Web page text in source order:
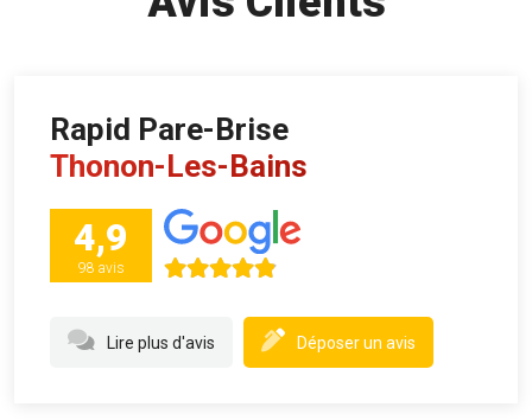
Rapid Pare-Brise
Thonon-Les-Bains
4,9
98 avis
Lire plus d'avis Déposer un avis